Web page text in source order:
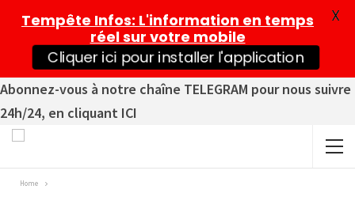
Abonnez-vous à notre chaîne TELEGRAM pour nous suivre
24h/24, en cliquant ICI
Home
Tempête Infos: L'information en temps
réel sur votre mobile
Cliquer ici pour installer l'application
X